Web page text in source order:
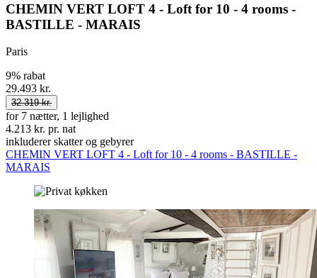
CHEMIN VERT LOFT 4 - Loft for 10 - 4 rooms -
BASTILLE - MARAIS
Paris
9% rabat
29.493 kr.
32.319 kr.
for 7 nætter, 1 lejlighed
4.213 kr. pr. nat
inkluderer skatter og gebyrer
CHEMIN VERT LOFT 4 - Loft for 10 - 4 rooms - BASTILLE -
MARAIS